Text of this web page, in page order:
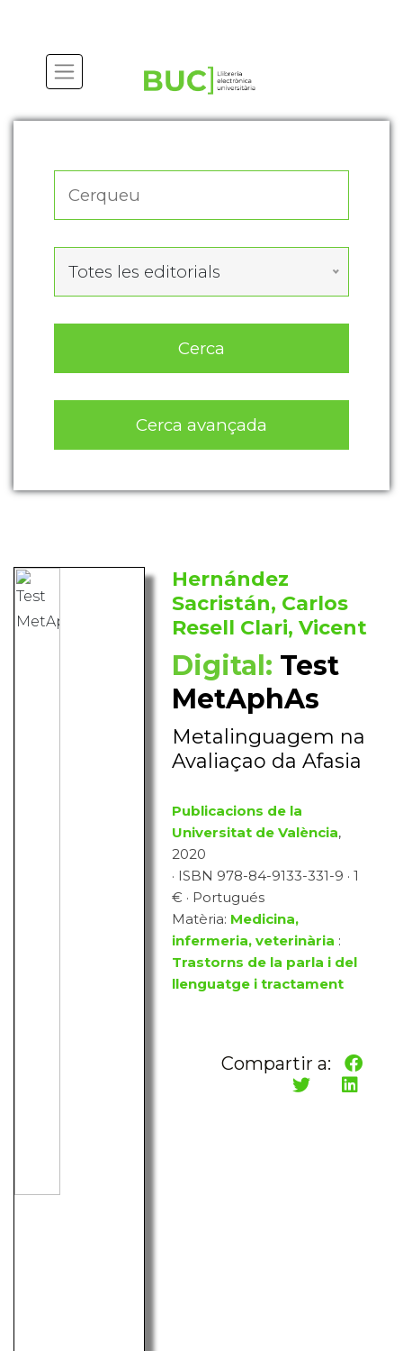
Totes les editorials
Cerca
Cerca avançada
Hernández
Sacristán, Carlos
Resell Clari, Vicent
Digital: Test
MetAphAs
Metalinguagem na
Avaliaçao da Afasia
Publicacions de la
Universitat de València,
2020
· ISBN 978-84-9133-331-9 · 1
€ · Portugués
Matèria: Medicina,
infermeria, veterinària :
Trastorns de la parla i del
llenguatge i tractament
Compartir a: